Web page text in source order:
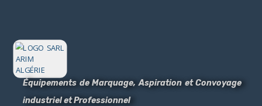
Équipements de Marquage, Aspiration et Convoyage
industriel et Professionnel